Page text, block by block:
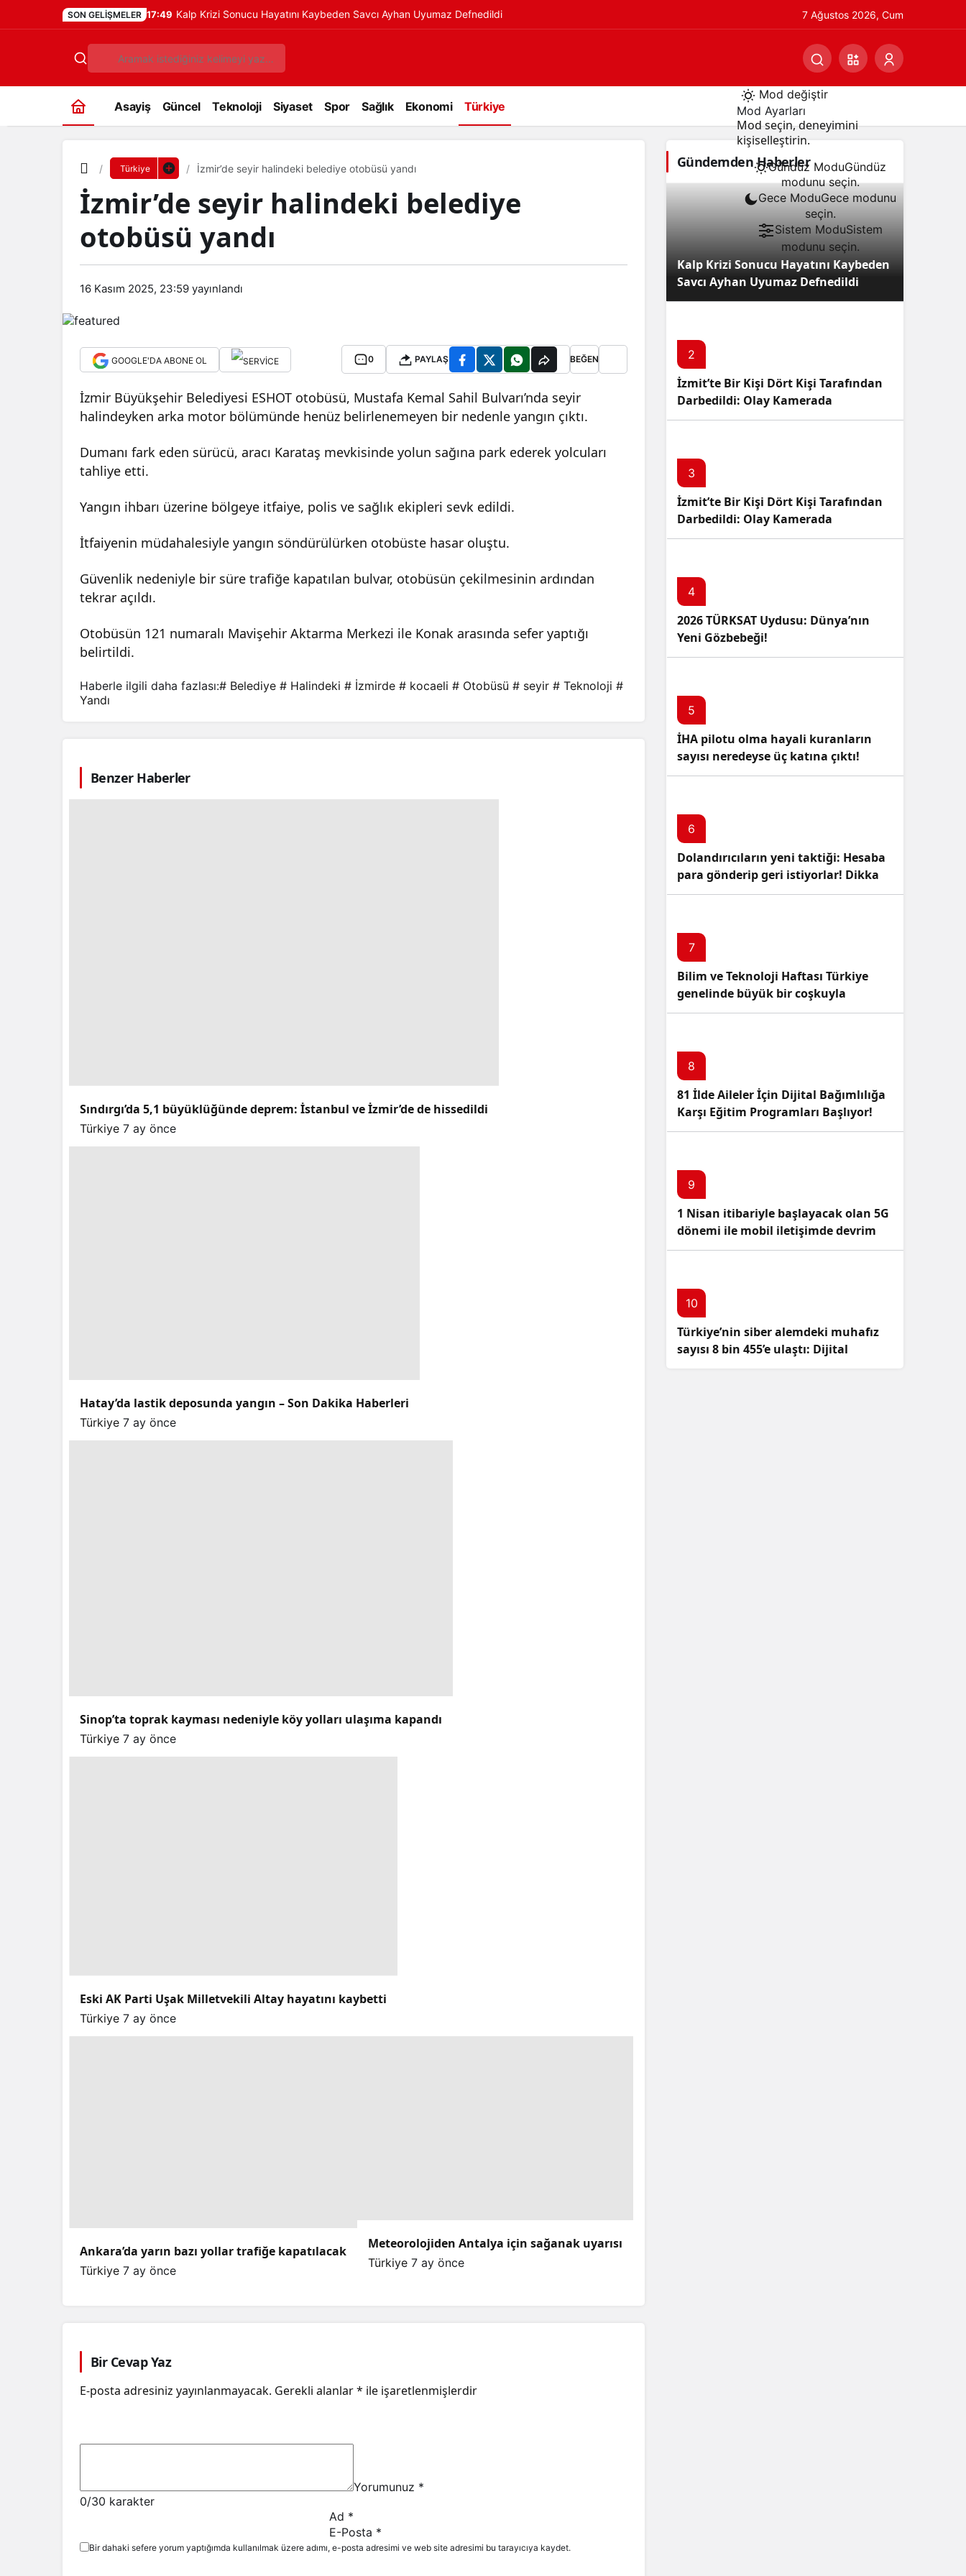
SON GELIŞMELER 17:49 Kalp Krizi Sonucu Hayatını Kaybeden Savcı Ayhan Uyumaz Defnedildi 7 Ağustos 2026, Cum
Asayiş Güncel Teknoloji Siyaset Spor Sağlık Ekonomi Türkiye
Mod değiştir
Mod Ayarları
Mod seçin, deneyimini
kişiselleştirin.
Gündüz ModuGündüz
modunu seçin.
Gece ModuGece modunu
seçin.
Sistem ModuSistem
modunu seçin.
Türkiye İzmir’de seyir halindeki belediye otobüsü yandı
İzmir’de seyir halindeki belediye
otobüsü yandı
16 Kasım 2025, 23:59 yayınlandı
GOOGLE'DA ABONE OL 0 PAYLAŞ BEĞEN
İzmir Büyükşehir Belediyesi ESHOT otobüsü, Mustafa Kemal Sahil Bulvarı’nda seyir
halindeyken arka motor bölümünde henüz belirlenemeyen bir nedenle yangın çıktı.
Dumanı fark eden sürücü, aracı Karataş mevkisinde yolun sağına park ederek yolcuları
tahliye etti.
Yangın ihbarı üzerine bölgeye itfaiye, polis ve sağlık ekipleri sevk edildi.
İtfaiyenin müdahalesiyle yangın söndürülürken otobüste hasar oluştu.
Güvenlik nedeniyle bir süre trafiğe kapatılan bulvar, otobüsün çekilmesinin ardından
tekrar açıldı.
Otobüsün 121 numaralı Mavişehir Aktarma Merkezi ile Konak arasında sefer yaptığı
belirtildi.
Haberle ilgili daha fazlası:# Belediye # Halindeki # İzmirde # kocaeli # Otobüsü # seyir # Teknoloji #
Yandı
Benzer Haberler
Sındırgı’da 5,1 büyüklüğünde deprem: İstanbul ve İzmir’de de hissedildi
Türkiye 7 ay önce
Hatay’da lastik deposunda yangın – Son Dakika Haberleri
Türkiye 7 ay önce
Sinop’ta toprak kayması nedeniyle köy yolları ulaşıma kapandı
Türkiye 7 ay önce
Eski AK Parti Uşak Milletvekili Altay hayatını kaybetti
Türkiye 7 ay önce
Ankara’da yarın bazı yollar trafiğe kapatılacak
Türkiye 7 ay önce
Meteorolojiden Antalya için sağanak uyarısı
Türkiye 7 ay önce
Bir Cevap Yaz
E-posta adresiniz yayınlanmayacak. Gerekli alanlar* ile işaretlenmişlerdir
Yorumunuz *
0/30 karakter
Ad *
E-Posta *
Bir dahaki sefere yorum yaptığımda kullanılmak üzere adımı, e-posta adresimi ve web site adresimi bu tarayıcıya kaydet.
Gündemden Haberler
Kalp Krizi Sonucu Hayatını Kaybeden
Savcı Ayhan Uyumaz Defnedildi
2
İzmit’te Bir Kişi Dört Kişi Tarafından
Darbedildi: Olay Kamerada
3
İzmit’te Bir Kişi Dört Kişi Tarafından
Darbedildi: Olay Kamerada
4
2026 TÜRKSAT Uydusu: Dünya’nın
Yeni Gözbebeği!
5
İHA pilotu olma hayali kuranların
sayısı neredeyse üç katına çıktı!
6
Dolandırıcıların yeni taktiği: Hesaba
para gönderip geri istiyorlar! Dikkat
Edin!
7
Bilim ve Teknoloji Haftası Türkiye
genelinde büyük bir coşkuyla
kutlandı: İşte Etkinlikler ve
8
81 İlde Aileler İçin Dijital Bağımlılığa
Karşı Eğitim Programları Başlıyor!
9
1 Nisan itibariyle başlayacak olan 5G
dönemi ile mobil iletişimde devrim
başlıyor!
10
Türkiye’nin siber alemdeki muhafız
sayısı 8 bin 455’e ulaştı: Dijital